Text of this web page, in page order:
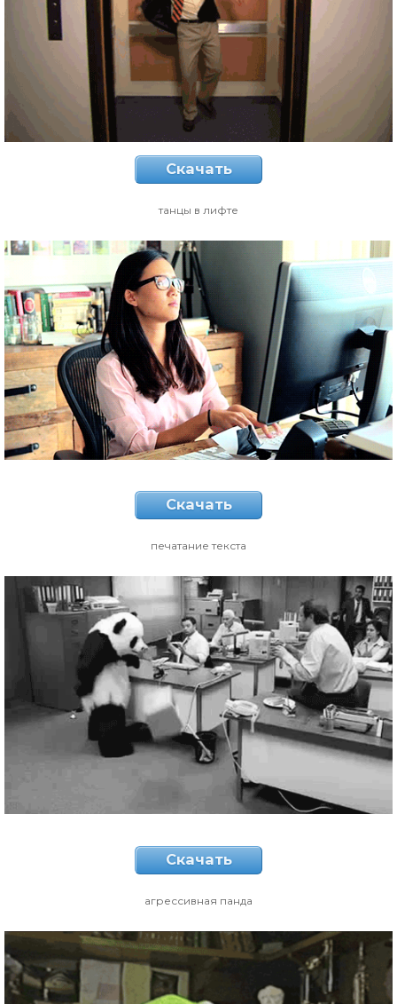
Скачать
танцы в лифте
Скачать
печатание текста
Скачать
агрессивная панда